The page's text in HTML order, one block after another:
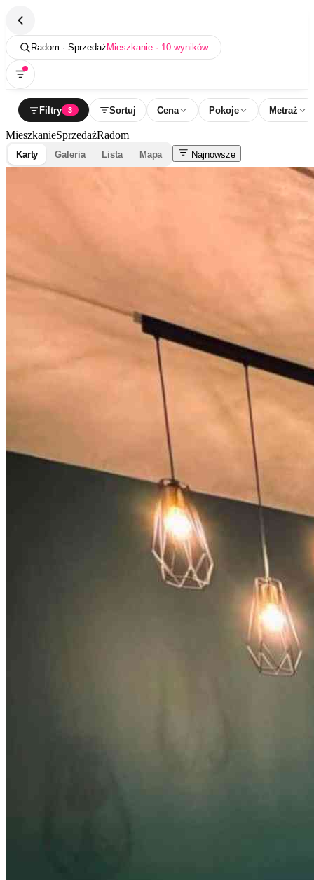
Radom · Sprzedaż Mieszkanie · 10 wyników
Filtry 3 Sortuj Cena Pokoje Metraż
MieszkanieSprzedażRadom
Karty Galeria Lista Mapa Najnowsze